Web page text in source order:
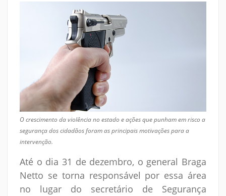
O crescimento da violência no estado e ações que punham em risco a
segurança dos cidadãos foram as principais motivações para a
intervenção.
Até o dia 31 de dezembro, o general Braga
Netto se torna responsável por essa área
no lugar do secretário de Segurança